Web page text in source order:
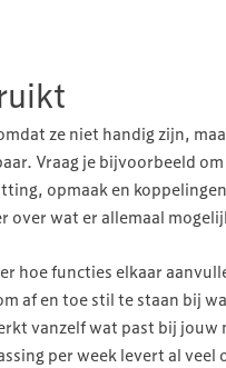
ze niet handig zijn,
Vraag je bijvoorbeeld
opmaak en
over wat er allemaal
hoe functies elkaar
af en toe stil te staan bij
vanzelf wat past bij jouw
per week levert al veel